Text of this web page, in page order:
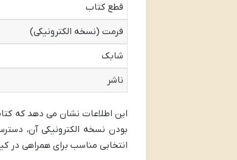
قطع کتاب
فرمت (نسخه الکترونیکی)
شابک
ناشر
این اطلاعات نشان می دهد که
بودن نسخه الکترونیکی آن،
انتخابی مناسب برای همراهی در